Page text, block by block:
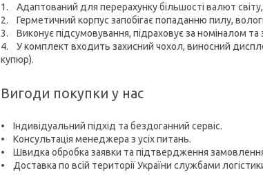
1. Адаптований для перерахунку більшості валют
2. Герметичний корпус запобігає попаданню пилу,
3. Виконує підсумовування, підраховує за номіналом та
4. У комплект входить захисний чохол, виносний
купюр).
Вигоди покупки у нас
• Індивідуальний підхід та бездоганний сервіс.
• Консультація менеджера з усіх питань.
• Швидка обробка заявки та підтвердження
• Доставка по всій території України службами